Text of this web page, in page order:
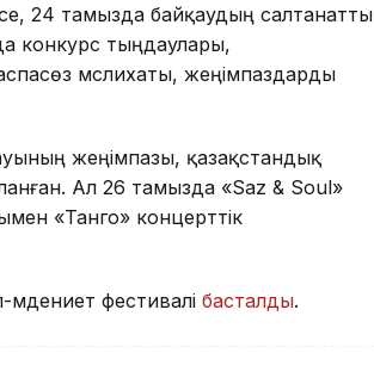
24 тамызда байқаудың салтанатты
конкурс тыңдаулары,
мәслихаты, жеңімпаздарды
жеңімпазы, қазақстандық
Ал 26 тамызда «Saz & Soul»
«Танго» концерттік
фестивалі басталды.